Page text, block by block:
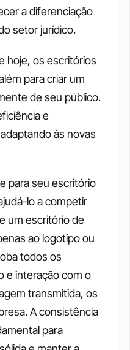
a diferenciação
setor jurídico.
hoje, os escritórios
para criar um
de seu público.
e
às novas
para seu escritório
lo a competir
um escritório de
ao logotipo ou
todos os
e interação com o
transmitida, os
A consistência
para